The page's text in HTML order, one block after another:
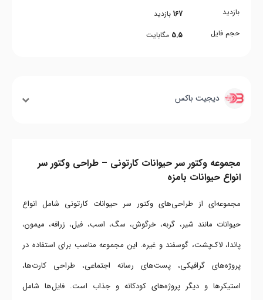
بازدید
حجم فایل
167 بازدید
5.5 مگابایت
دیجیت باکس
مجموعه وکتور سر حیوانات کارتونی – طراحی وکتور سر
انواع حیوانات بامزه
مجموعه‌ای از طراحی‌های وکتور سر حیوانات کارتونی شامل انواع
حیوانات مانند شیر، گربه، خرگوش، سگ، اسب، فیل، زرافه، میمون،
پاندا، لاک‌پشت، گوسفند و غیره. این مجموعه مناسب برای استفاده در
پروژه‌های گرافیکی، پست‌های رسانه اجتماعی، طراحی کارت‌ها،
استیکرها و دیگر پروژه‌های کودکانه و جذاب است. فایل‌ها شامل